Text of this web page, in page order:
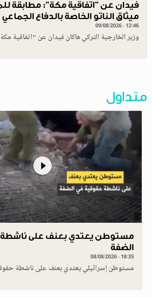
ميثاق الناتو الخاصة بالدفاع الجماعي
09/08/2026 - 12:46
وزير الخارجية التركي هاكان فيدان عن "اتفاقية
متداول
مستوطن يعتدي بعنف على ناشطة
الضفة
08/08/2026 - 18:35
مستوطن إسرائيلي يعتدي بعنف على ناشطة